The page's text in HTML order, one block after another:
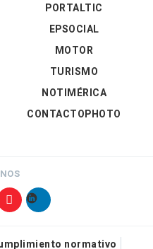
PORTALTIC
EPSOCIAL
MOTOR
TURISMO
NOTIMÉRICA
CONTACTOPHOTO
normativo